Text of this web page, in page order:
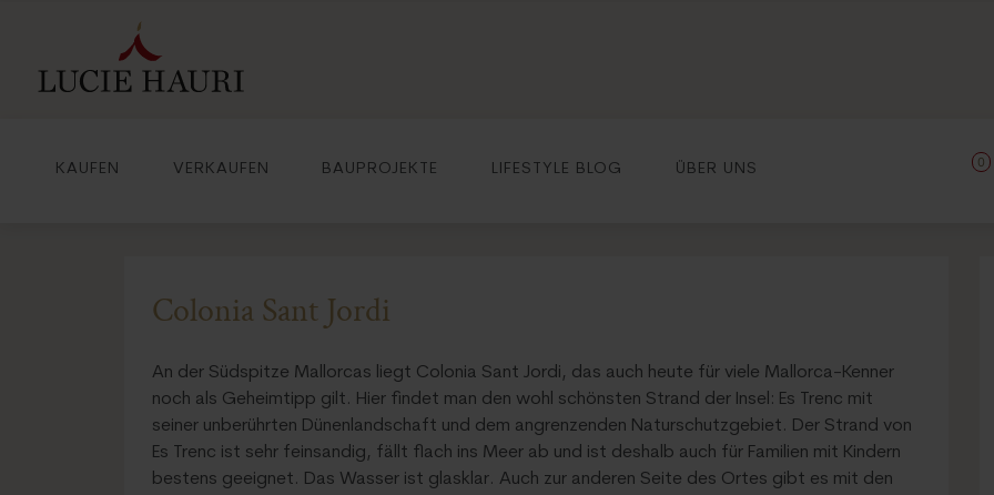
KAUFEN VERKAUFEN BAUPROJEKTE LIFESTYLE BLOG ÜBER UNS 0
Colonia Sant Jordi
An der Südspitze Mallorcas liegt Colonia Sant Jordi, das auch heute für viele Mallorca-Kenner
noch als Geheimtipp gilt. Hier findet man den wohl schönsten Strand der Insel: Es Trenc mit
seiner unberührten Dünenlandschaft und dem angrenzenden Naturschutzgebiet. Der Strand von
Es Trenc ist sehr feinsandig, fällt flach ins Meer ab und ist deshalb auch für Familien mit Kindern
bestens geeignet. Das Wasser ist glasklar. Auch zur anderen Seite des Ortes gibt es mit den